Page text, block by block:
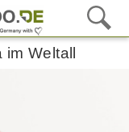
Weltall